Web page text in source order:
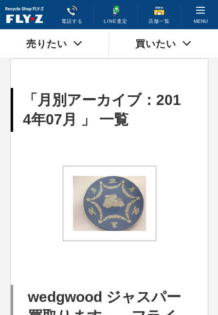
電話する LINE査定 店舗一覧 MENU
売りたい 買いたい
「月別アーカイブ：201
4年07月 」 一覧
wedgwood ジャスパー